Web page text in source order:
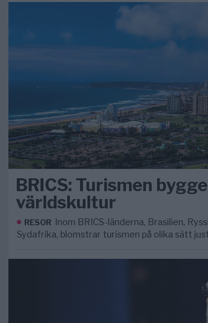
BRICS: Turismen
världskultur
RESOR
Inom BRICS-länderna, Brasilien,
Sydafrika, blomstrar turismen på olika sätt